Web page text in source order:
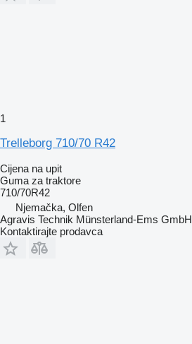
1
Trelleborg 710/70 R42
Cijena na upit
Guma za traktore
710/70R42
Njemačka, Olfen
Agravis Technik Münsterland-Ems GmbH
Kontaktirajte prodavca